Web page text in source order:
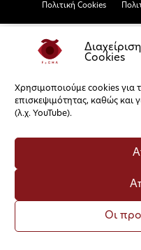
Cookies
Χρησιμοποιούμε cookies για
επισκεψιμότητας, καθώς και
(λ.χ. YouTube).
Οι
Πολιτική Cookies